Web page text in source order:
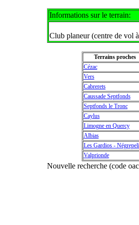
Informations sur le terrain:
Club planeur (centre de vol
Terrains proches
Cézac
Vers
Cabrerets
Caussade Septfonds
Septfonds le Tronc
Caylus
Limogne en Quercy
Albias
Les Gardios -
Valprionde
Nouvelle recherche (code